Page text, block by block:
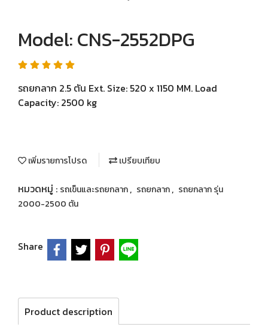
Model: CNS-2552DPG
รถยกลาก 2.5 ตัน Ext. Size: 520 x 1150 MM. Load
Capacity: 2500 kg
เพิ่มรายการโปรด เปรียบเทียบ
หมวดหมู่ : รถเข็นและรถยกลาก, รถยกลาก, รถยกลาก รุ่น
2000-2500 ตัน
Share
Product description